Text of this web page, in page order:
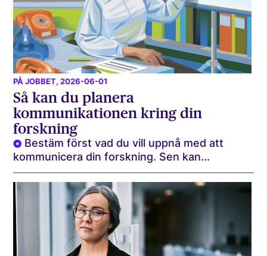
PÅ JOBBET, 2026-06-01
Så kan du planera
kommunikationen kring din
forskning
Bestäm först vad du vill uppnå med att
kommunicera din forskning. Sen kan...